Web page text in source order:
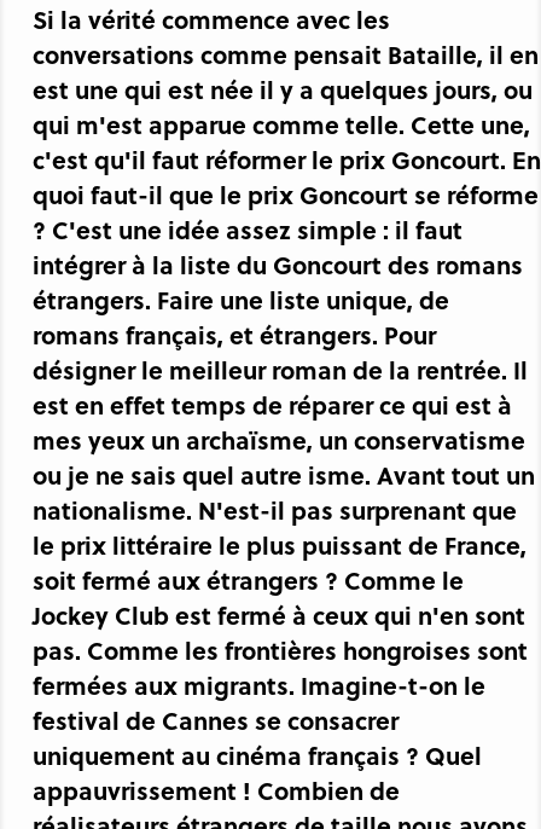
Si la vérité commence avec les
conversations comme pensait Bataille, il en
est une qui est née il y a quelques jours, ou
qui m'est apparue comme telle. Cette une,
c'est qu'il faut réformer le prix Goncourt. En
quoi faut-il que le prix Goncourt se réforme
? C'est une idée assez simple : il faut
intégrer à la liste du Goncourt des romans
étrangers. Faire une liste unique, de
romans français, et étrangers. Pour
désigner le meilleur roman de la rentrée. Il
est en effet temps de réparer ce qui est à
mes yeux un archaïsme, un conservatisme
ou je ne sais quel autre isme. Avant tout un
nationalisme. N'est-il pas surprenant que
le prix littéraire le plus puissant de France,
soit fermé aux étrangers ? Comme le
Jockey Club est fermé à ceux qui n'en sont
pas. Comme les frontières hongroises sont
fermées aux migrants. Imagine-t-on le
festival de Cannes se consacrer
uniquement au cinéma français ? Quel
appauvrissement ! Combien de